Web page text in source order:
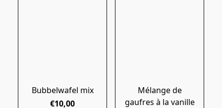
Bubbelwafel mix
€10,00
Mélange de
gaufres à la vanille